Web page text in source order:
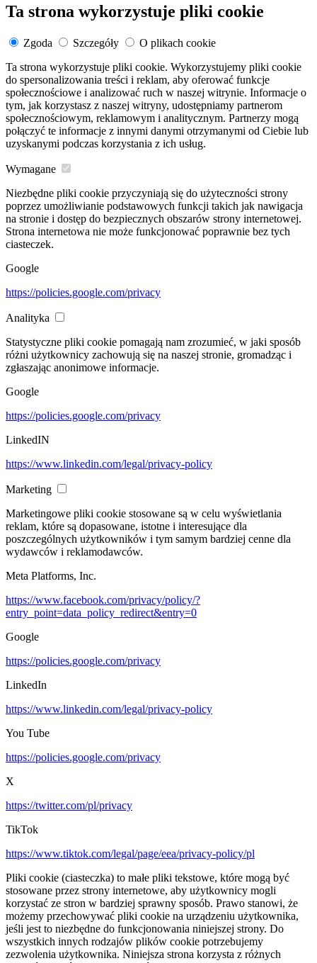
Ta strona wykorzystuje pliki cookie
Zgoda Szczegóły
O plikach cookie
Ta strona wykorzystuje pliki cookie. Wykorzystujemy pliki cookie
do spersonalizowania treści i reklam, aby oferować funkcje
społecznościowe i analizować ruch w naszej witrynie. Informacje o
tym, jak korzystasz z naszej witryny, udostępniamy partnerom
społecznościowym, reklamowym i analitycznym. Partnerzy mogą
połączyć te informacje z innymi danymi otrzymanymi od Ciebie lub
uzyskanymi podczas korzystania z ich usług.
Wymagane
Niezbędne pliki cookie przyczyniają się do użyteczności strony
poprzez umożliwianie podstawowych funkcji takich jak nawigacja
na stronie i dostęp do bezpiecznych obszarów strony internetowej.
Strona internetowa nie może funkcjonować poprawnie bez tych
ciasteczek.
Google
https://policies.google.com/privacy
Analityka
Statystyczne pliki cookie pomagają nam zrozumieć, w jaki sposób
różni użytkownicy zachowują się na naszej stronie, gromadząc i
zgłaszając anonimowe informacje.
Google
https://policies.google.com/privacy
LinkedIN
https://www.linkedin.com/legal/privacy-policy
Marketing
Marketingowe pliki cookie stosowane są w celu wyświetlania
reklam, które są dopasowane, istotne i interesujące dla
poszczególnych użytkowników i tym samym bardziej cenne dla
wydawców i reklamodawców.
Meta Platforms, Inc.
https://www.facebook.com/privacy/policy/?
entry_point=data_policy_redirect&entry=0
Google
https://policies.google.com/privacy
LinkedIn
https://www.linkedin.com/legal/privacy-policy
You Tube
https://policies.google.com/privacy
X
https://twitter.com/pl/privacy
TikTok
https://www.tiktok.com/legal/page/eea/privacy-policy/pl
Pliki cookie (ciasteczka) to małe pliki tekstowe, które mogą być
stosowane przez strony internetowe, aby użytkownicy mogli
korzystać ze stron w bardziej sprawny sposób. Prawo stanowi, że
możemy przechowywać pliki cookie na urządzeniu użytkownika,
jeśli jest to niezbędne do funkcjonowania niniejszej strony. Do
wszystkich innych rodzajów plików cookie potrzebujemy
zezwolenia użytkownika. Niniejsza strona korzysta z różnych